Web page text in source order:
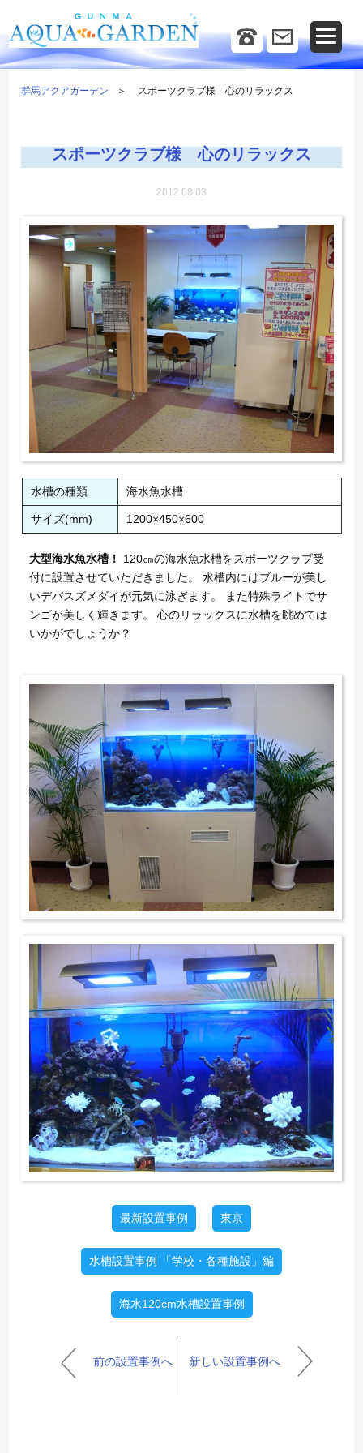
群馬アクアガーデン スポーツクラブ様 心のリラックス
スポーツクラブ様 心のリラックス
2012.08.03
水槽の種類 海水魚水槽
サイズ(mm) 1200×450×600
大型海水魚水槽！
120㎝の海水魚水槽をスポーツクラブ受
付に設置させていただきました。 水槽内にはブルーが美し
いデバスズメダイが元気に泳ぎます。 また特殊ライトでサ
ンゴが美しく輝きます。 心のリラックスに水槽を眺めては
いかがでしょうか？
最新設置事例 東京
水槽設置事例 「学校・各種施設」編
海水120cm水槽設置事例
前の設置事例へ 新しい設置事例へ